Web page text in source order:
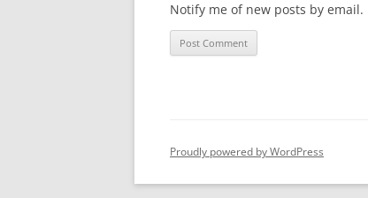
Notify me of new posts by email.
Proudly powered by WordPress